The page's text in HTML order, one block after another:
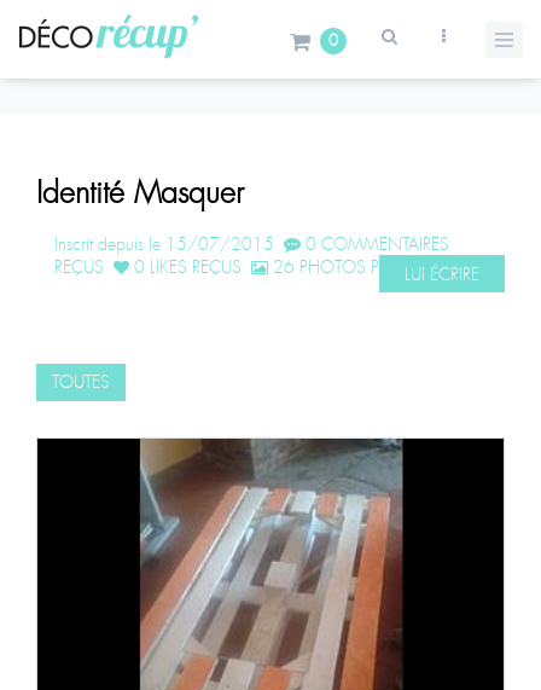
0
Identité Masquer
Inscrit depuis le 15/07/2015
0 COMMENTAIRES
REÇUS
0 LIKES REÇUS 26 PHOTOS POSTÉESLUI ÉCRIRE
TOUTES